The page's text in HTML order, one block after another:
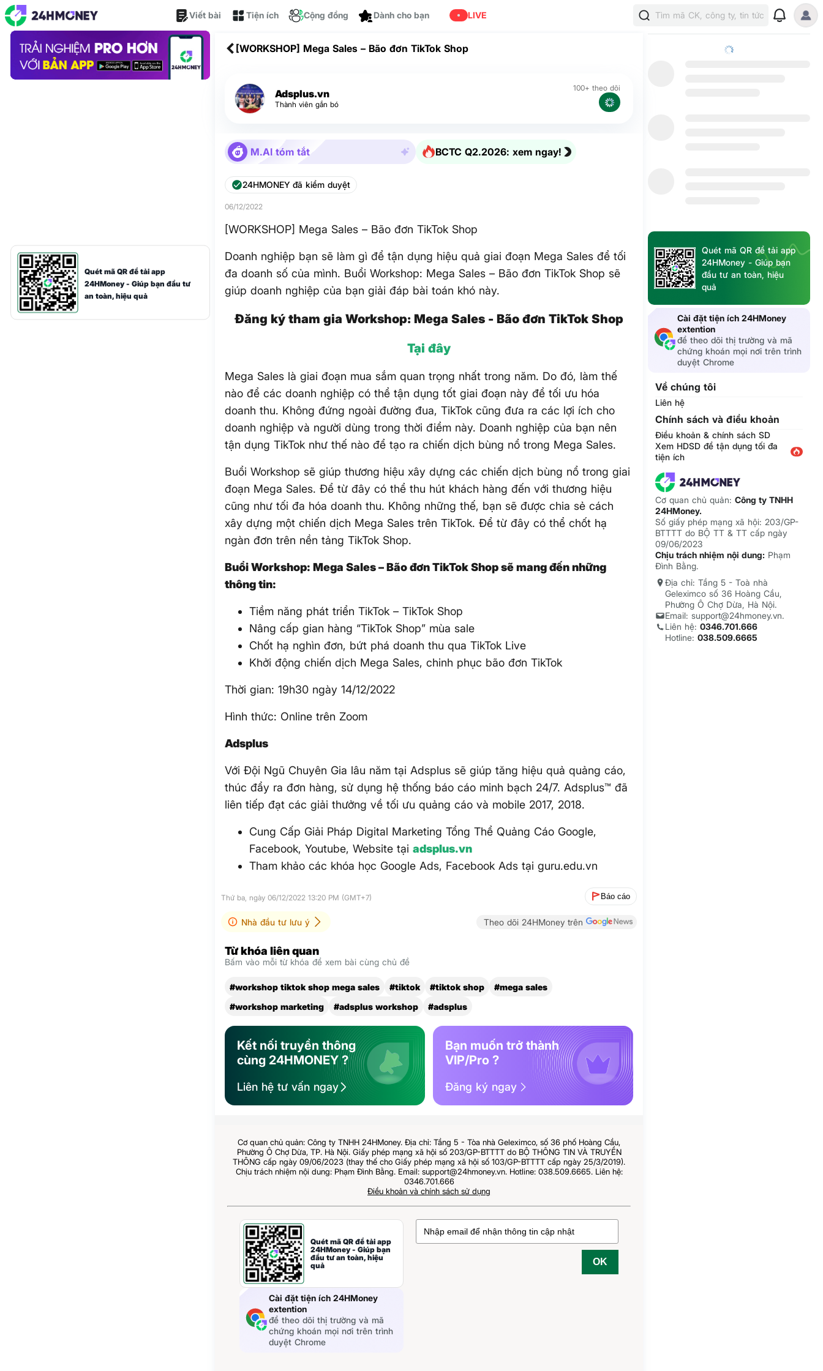
Viết bài Tiện ích Cộng đồng Dành cho bạn LIVE Tìm mã CK, công ty, tin tức
Quét mã QR để tải app
24HMoney - Giúp bạn đầu tư
an toàn, hiệu quả
[WORKSHOP] Mega Sales – Bão đơn TikTok Shop
Adsplus.vn
Thành viên gắn bó
100+ theo dõi
M.AI tóm tắt BCTC Q2.2026: xem ngay!
24HMONEY đã kiểm duyệt
06/12/2022
[WORKSHOP] Mega Sales – Bão đơn TikTok Shop
Doanh nghiệp bạn sẽ làm gì để tận dụng hiệu quả giai đoạn Mega Sales để tối
đa doanh số của mình. Buổi Workshop: Mega Sales – Bão đơn TikTok Shop sẽ
giúp doanh nghiệp của bạn giải đáp bài toán khó này.
Đăng ký tham gia Workshop: Mega Sales - Bão đơn TikTok Shop
Tại đây
Mega Sales là giai đoạn mua sắm quan trọng nhất trong năm. Do đó, làm thế
nào để các doanh nghiệp có thể tận dụng tốt giai đoạn này để tối ưu hóa
doanh thu. Không đứng ngoài đường đua, TikTok cũng đưa ra các lợi ích cho
doanh nghiệp và người dùng trong thời điểm này. Doanh nghiệp của bạn nên
tận dụng TikTok như thế nào để tạo ra chiến dịch bùng nổ trong Mega Sales.
Buổi Workshop sẽ giúp thương hiệu xây dựng các chiến dịch bùng nổ trong giai
đoạn Mega Sales. Để từ đây có thể thu hút khách hàng đến với thương hiệu
cũng như tối đa hóa doanh thu. Không những thế, bạn sẽ được chia sẻ cách
xây dựng một chiến dịch Mega Sales trên TikTok. Để từ đây có thể chốt hạ
ngàn đơn trên nền tảng TikTok Shop.
Buổi Workshop: Mega Sales – Bão đơn TikTok Shop sẽ mang đến những
thông tin:
Tiềm năng phát triển TikTok – TikTok Shop
Nâng cấp gian hàng “TikTok Shop” mùa sale
Chốt hạ nghìn đơn, bứt phá doanh thu qua TikTok Live
Khởi động chiến dịch Mega Sales, chinh phục bão đơn TikTok
Thời gian: 19h30 ngày 14/12/2022
Hình thức: Online trên Zoom
Adsplus
Với Đội Ngũ Chuyên Gia lâu năm tại Adsplus sẽ giúp tăng hiệu quả quảng cáo,
thúc đẩy ra đơn hàng, sử dụng hệ thống báo cáo minh bạch 24/7. Adsplus™ đã
liên tiếp đạt các giải thưởng về tối ưu quảng cáo và mobile 2017, 2018.
Cung Cấp Giải Pháp Digital Marketing Tổng Thể Quảng Cáo Google,
Facebook, Youtube, Website tạiadsplus.vn
Tham khảo các khóa học Google Ads, Facebook Ads tại guru.edu.vn
Thứ ba, ngày 06/12/2022 13:20 PM (GMT+7) Báo cáo
Nhà đầu tư lưu ý Theo dõi 24HMoney trên
Từ khóa liên quan
Bấm vào mỗi từ khóa để xem bài cùng chủ đề
#workshop tiktok shop mega sales #tiktok #tiktok shop
#mega sales
#workshop marketing
#adsplus workshop #adsplus
Kết nối truyền thông
cùng 24HMONEY ?
Liên hệ tư vấn ngay
Bạn muốn trở thành
VIP/Pro ?
Đăng ký ngay
Cơ quan chủ quản: Công ty TNHH 24HMoney. Địa chỉ: Tầng 5 - Tòa nhà Geleximco, số 36 phố Hoàng Cầu,
Phường Ô Chợ Dừa, TP. Hà Nội. Giấy phép mạng xã hội số 203/GP-BTTTT do BỘ THÔNG TIN VÀ TRUYỀN
THÔNG cấp ngày 09/06/2023 (thay thế cho Giấy phép mạng xã hội số 103/GP-BTTTT cấp ngày 25/3/2019).
Chịu trách nhiệm nội dung: Phạm Đình Bằng. Email: support@24hmoney.vn. Hotline: 038.509.6665. Liên hệ:
0346.701.666
Điều khoản và chính sách sử dụng
Quét mã QR để tải app
24HMoney - Giúp bạn
đầu tư an toàn, hiệu
quả
Cài đặt tiện ích 24HMoney
extention
để theo dõi thị trường và mã
chứng khoán mọi nơi trên trình
duyệt Chrome
OK
Quét mã QR để tải app
24HMoney - Giúp bạn
đầu tư an toàn, hiệu
quả
Cài đặt tiện ích 24HMoney
extention
để theo dõi thị trường và mã
chứng khoán mọi nơi trên trình
duyệt Chrome
Về chúng tôi
Liên hệ
Chính sách và điều khoản
Điều khoản & chính sách SD
Xem HDSD để tận dụng tối đa
tiện ích
Cơ quan chủ quản:Công ty TNHH
24HMoney.
Số giấy phép mạng xã hội: 203/GP-
BTTTT do BỘ TT & TT cấp ngày
09/06/2023
Chịu trách nhiệm nội dung: Phạm
Đình Bằng.
Địa chỉ: Tầng 5 - Toà nhà
Geleximco số 36 Hoàng Cầu,
Phường Ô Chợ Dừa, Hà Nội.
Email: support@24hmoney.vn.
Liên hệ:0346.701.666
Hotline:038.509.6665